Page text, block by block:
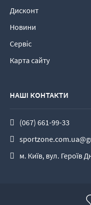
Дисконт
Новини
Сервіс
Карта сайту
НАШІ КОНТАКТИ
(067) 661-99-33
м. Київ, вул. Героїв